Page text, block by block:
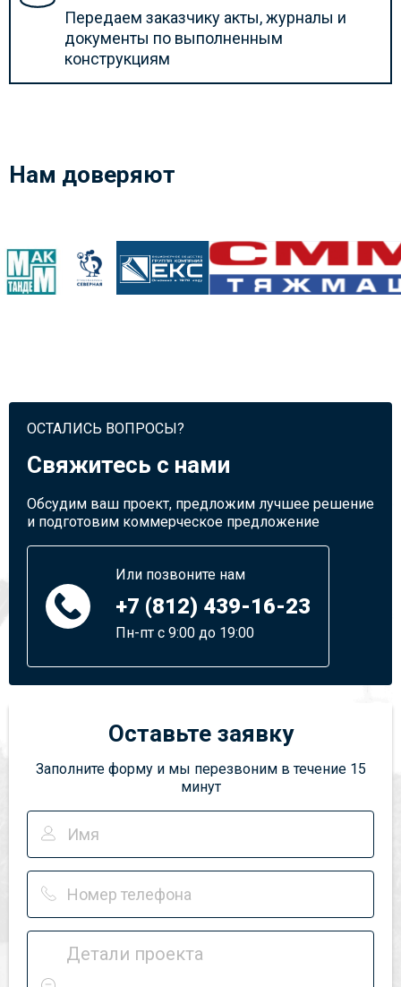
Передаем заказчику акты, журналы и
документы по выполненным
конструкциям
Нам доверяют
ОСТАЛИСЬ ВОПРОСЫ?
Свяжитесь с нами
Обсудим ваш проект, предложим лучшее решение
и подготовим коммерческое предложение
Или позвоните нам
+7 (812) 439-16-23
Пн-пт с 9:00 до 19:00
Оставьте заявку
Заполните форму и мы перезвоним в течение 15
минут
Детали проекта